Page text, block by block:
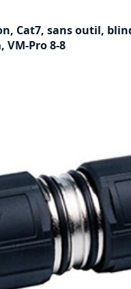
Cat7, sans outil,
VM-Pro 8-8